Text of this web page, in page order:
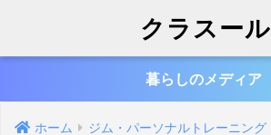
クラスール
暮らしのメディア
ホーム ジム・パーソナルトレーニング